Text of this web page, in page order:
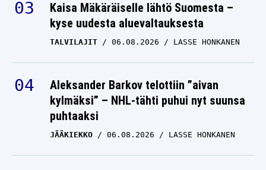
Kaisa Mäkäräiselle lähtö Suomesta –
kyse uudesta aluevaltauksesta
TALVILAJIT 06.08.2026 LASSE HONKANEN
Aleksander Barkov telottiin ”aivan
kylmäksi” – NHL-tähti puhui nyt suunsa
puhtaaksi
JÄÄKIEKKO 06.08.2026 LASSE HONKANEN